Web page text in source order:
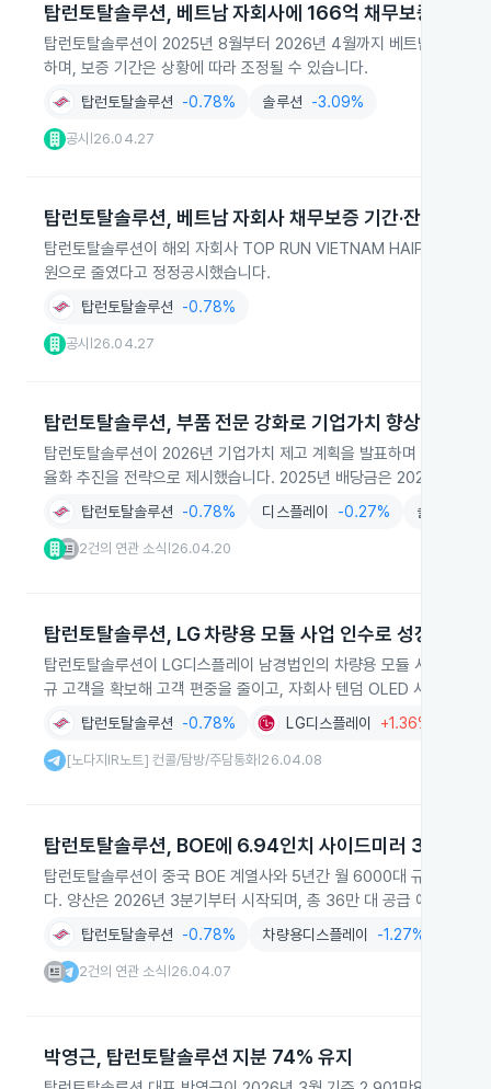
탑런토탈솔루션, 베트남 자회사에 166억 채무보증
탑런토탈솔루션이 2025년 8월부터 2026년 4월까지 베트남 하이퐁
하며, 보증 기간은 상황에 따라 조정될 수 있습니다.
탑런토탈솔루션 -0.78% 솔루션 -3.09%
공시 26.04.27
탑런토탈솔루션, 베트남 자회사 채무보증 기간·잔액 축소
탑런토탈솔루션이 해외 자회사 TOP RUN VIETNAM HAIPHONG
원으로 줄였다고 정정공시했습니다.
탑런토탈솔루션 -0.78%
공시 26.04.27
탑런토탈솔루션, 부품 전문 강화로 기업가치 향상 추진
탑런토탈솔루션이 2026년 기업가치 제고 계획을 발표하며 디스플레
율화 추진을 전략으로 제시했습니다. 2025년 배당금은 2024년보다
탑런토탈솔루션 -0.78% 디스플레이 -0.27% 솔루션
2건의 연관 소식 26.04.20
탑런토탈솔루션, LG 차량용 모듈 사업 인수로 성장
탑런토탈솔루션이 LG디스플레이 남경법인의 차량용 모듈 사업을 인
규 고객을 확보해 고객 편중을 줄이고, 자회사 텐덤 OLED 사업도 본
탑런토탈솔루션 -0.78% LG디스플레이 +1.36%
[노다지IR노트] 컨콜/탐방/주담통화 26.04.08
탑런토탈솔루션, BOE에 6.94인치 사이드미러 36만대
탑런토탈솔루션이 중국 BOE 계열사와 5년간 월 6000대 규모의
다. 양산은 2026년 3분기부터 시작되며, 총 36만 대 공급 예정입니다.
탑런토탈솔루션 -0.78% 차량용디스플레이 -1.27%
2건의 연관 소식 26.04.07
박영근, 탑런토탈솔루션 지분 74% 유지